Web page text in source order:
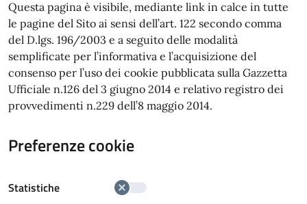
Questa pagina è visibile, mediante link in calce in tutte
le pagine del Sito ai sensi dell’art. 122 secondo comma
del D.lgs. 196/2003 e a seguito delle modalità
semplificate per l’informativa e l’acquisizione del
consenso per l’uso dei cookie pubblicata sulla Gazzetta
Ufficiale n.126 del 3 giugno 2014 e relativo registro dei
provvedimenti n.229 dell’8 maggio 2014.
Preferenze cookie
Statistiche